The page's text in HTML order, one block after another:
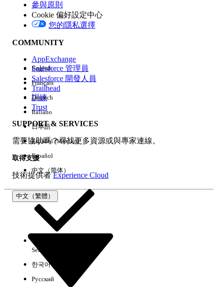
版本
經驗
參與原則
Cookie 偏好設定中心
您的隱私選擇
COMMUNITY
AppExchange
Salesforce 管理員
Salesforce 開發人員
Trailhead
訓練
Trust
SUPPORT & SERVICES
需要協助嗎？尋找更多資源或與專家連線。
取得支援
技術提供者Experience Cloud
中文（繁體）
English
Français
Deutsch
Italiano
日本語
Español (México)
Español
中文（简体）
Select Org
한국어
Русский